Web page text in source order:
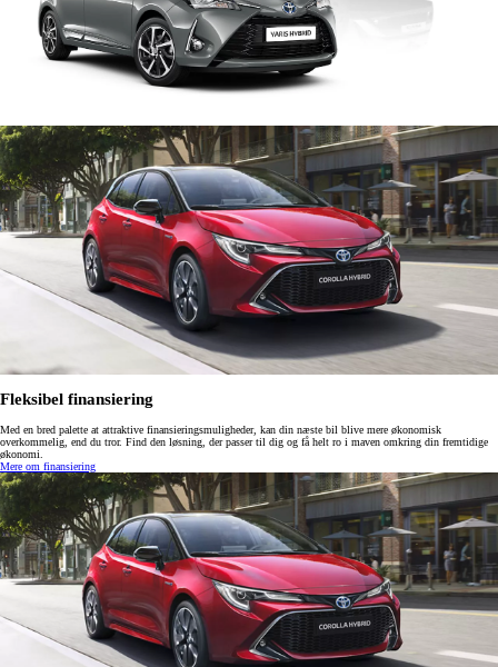
Fleksibel finansiering
Med en bred palette at attraktive finansieringsmuligheder, kan din næste bil blive mere økonomisk
overkommelig, end du tror. Find den løsning, der passer til dig og få helt ro i maven omkring din fremtidige
økonomi.
Mere om finansiering